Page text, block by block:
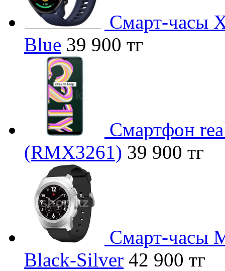
Смарт-часы
Blue 39 900 тг
Смартфон
(RMX3261) 39 900 тг
Смарт-часы
Black-Silver 42 900 тг